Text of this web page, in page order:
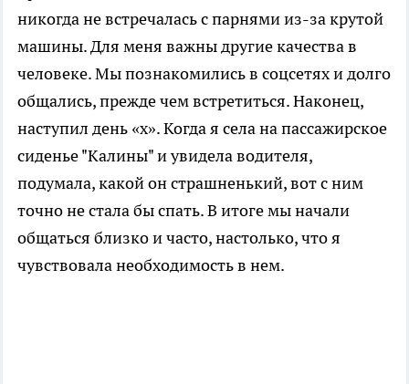
никогда не встречалась с парнями из-за крутой
машины. Для меня важны другие качества в
человеке. Мы познакомились в соцсетях и долго
общались, прежде чем встретиться. Наконец,
наступил день «х». Когда я села на пассажирское
сиденье "Калины" и увидела водителя,
подумала, какой он страшненький, вот с ним
точно не стала бы спать. В итоге мы начали
общаться близко и часто, настолько, что я
чувствовала необходимость в нем.